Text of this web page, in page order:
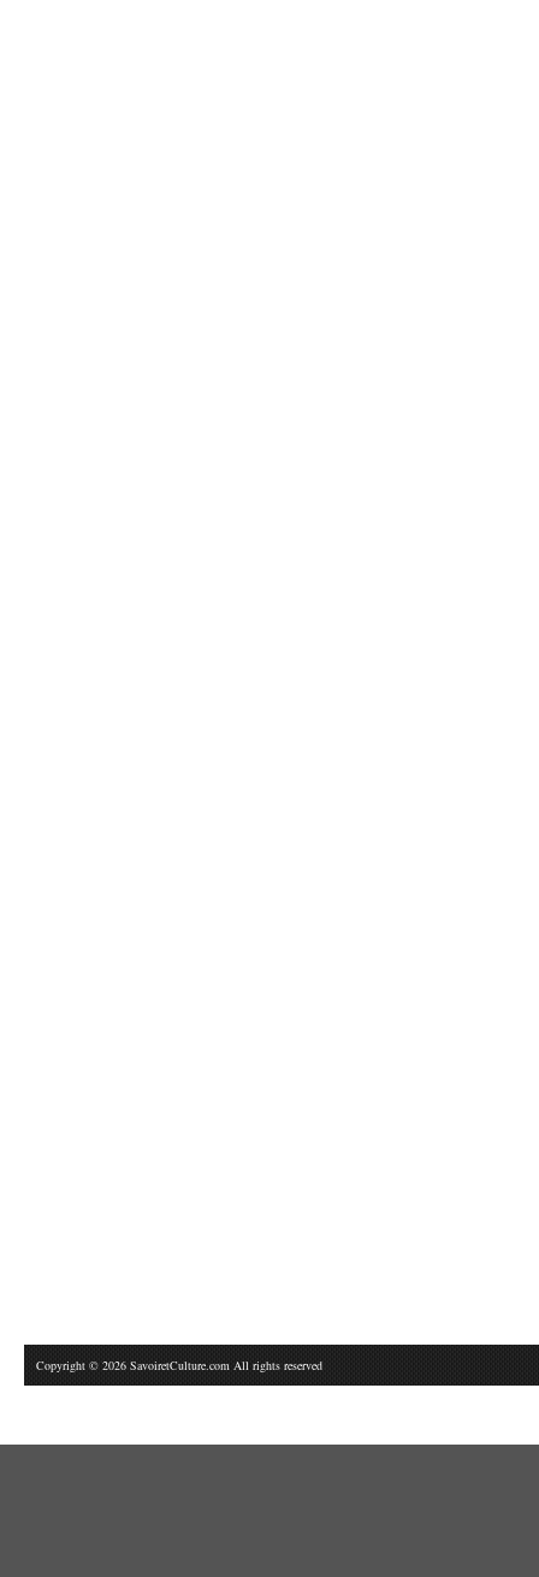
Copyright © 2026 SavoiretCulture.com All rights reserved